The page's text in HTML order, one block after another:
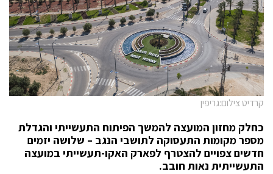
קרדיט צילום:גריפין
כחלק מחזון המועצה להמשך הפיתוח התעשייתי והגדלת
מספר מקומות התעסוקה לתושבי הנגב – שלושה יזמים
חדשים צפויים להצטרף לפארק האקו-תעשייתי במועצה
התעשייתית נאות חובב.